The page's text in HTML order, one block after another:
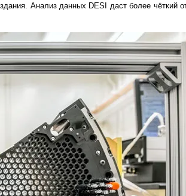
Анализ данных DESI даст более чёткий